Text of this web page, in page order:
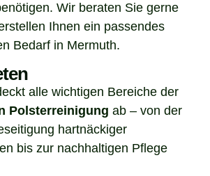
Wir beraten Sie gerne
Ihnen ein passendes
Bedarf in Mermuth.
alle wichtigen Bereiche der
Polsterreinigung ab – von der
hartnäckiger
bis zur nachhaltigen Pflege